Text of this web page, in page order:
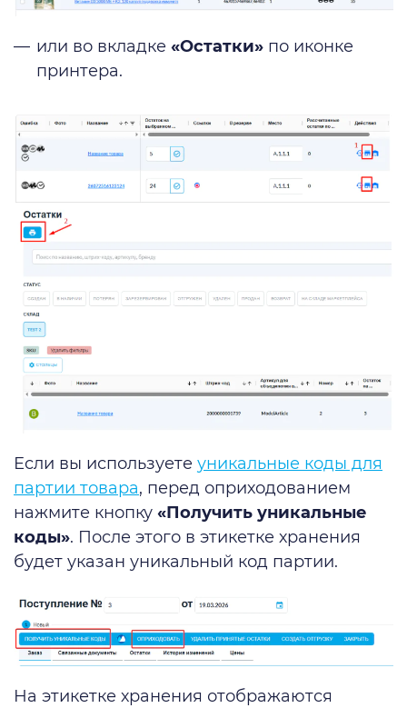
или во вкладке «Остатки» по иконке
принтера.
Если вы используете уникальные коды для
партии товара, перед оприходованием
нажмите кнопку «Получить уникальные
коды». После этого в этикетке хранения
будет указан уникальный код партии.
На этикетке хранения отображаются